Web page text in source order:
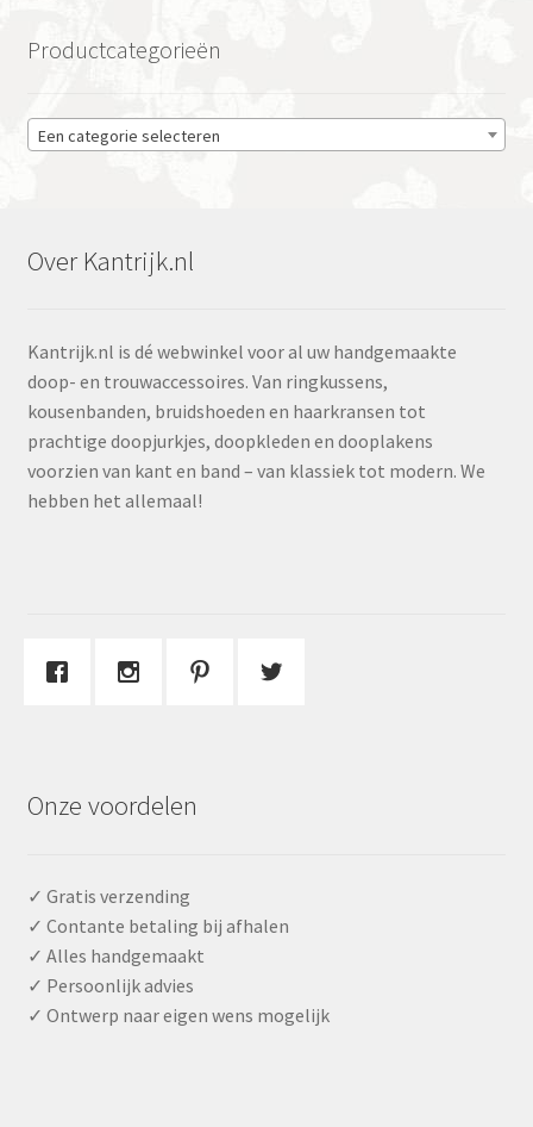
Productcategorieën
Een categorie selecteren
Over Kantrijk.nl
Kantrijk.nl is dé webwinkel voor al uw handgemaakte
doop- en trouwaccessoires. Van ringkussens,
kousenbanden, bruidshoeden en haarkransen tot
prachtige doopjurkjes, doopkleden en dooplakens
voorzien van kant en band – van klassiek tot modern. We
hebben het allemaal!
Onze voordelen
✓ Gratis verzending
✓ Contante betaling bij afhalen
✓ Alles handgemaakt
✓ Persoonlijk advies
✓ Ontwerp naar eigen wens mogelijk